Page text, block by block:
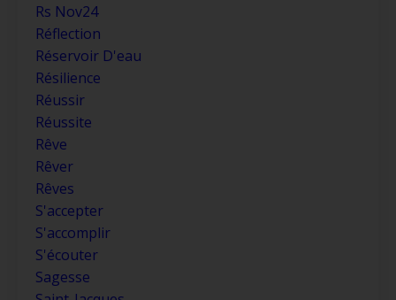
Rs Nov24
Réflection
Réservoir D'eau
Résilience
Réussir
Réussite
Rêve
Rêver
Rêves
S'accepter
S'accomplir
S'écouter
Sagesse